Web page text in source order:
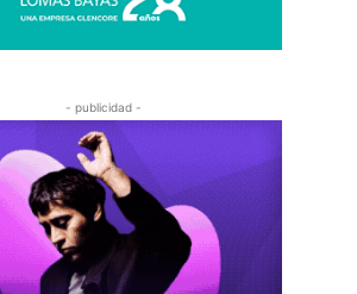
- publicidad -